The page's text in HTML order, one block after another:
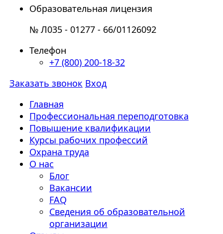
Образовательная лицензия
№ Л035 - 01277 - 66/01126092
Телефон
+7 (800) 200-18-32
Заказать звонок Вход
Главная
Профессиональная переподготовка
Повышение квалификации
Курсы рабочих профессий
Охрана труда
О нас
Блог
Вакансии
FAQ
Сведения об образовательной
организации